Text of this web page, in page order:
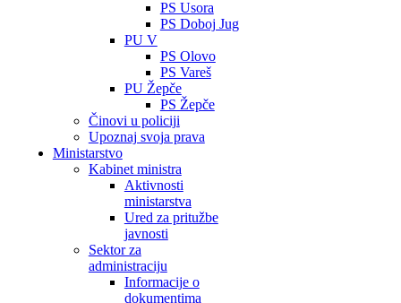
PS Usora
PS Doboj Jug
PU V
PS Olovo
PS Vareš
PU Žepče
PS Žepče
Činovi u policiji
Upoznaj svoja prava
Ministarstvo
Kabinet ministra
Aktivnosti
ministarstva
Ured za pritužbe
javnosti
Sektor za
administraciju
Informacije o
dokumentima